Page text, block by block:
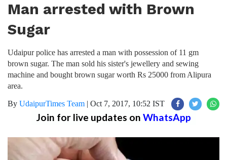
Man arrested with Brown
Sugar
Udaipur police has arrested a man with possession of 11 gm
brown sugar. The man sold his sister's jewellery and sewing
machine and bought brown sugar worth Rs 25000 from Alipura
area.
By UdaipurTimes Team | Oct 7, 2017, 10:52 IST
Join for live updates on WhatsApp